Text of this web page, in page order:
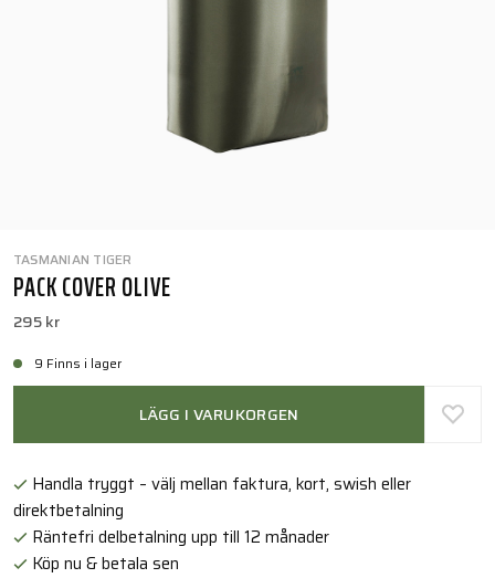
TASMANIAN TIGER
PACK COVER OLIVE
295 kr
9 Finns i lager
LÄGG I VARUKORGEN
Handla tryggt – välj mellan faktura, kort, swish eller
direktbetalning
Räntefri delbetalning upp till 12 månader
Köp nu & betala sen